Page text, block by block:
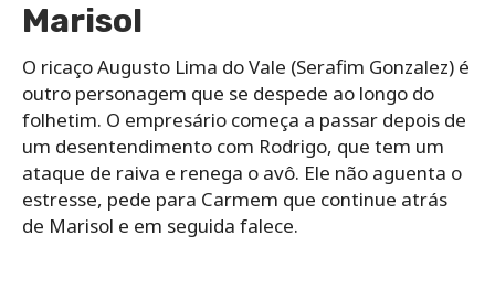
Marisol
O ricaço Augusto Lima do Vale (Serafim Gonzalez) é
outro personagem que se despede ao longo do
folhetim. O empresário começa a passar depois de
um desentendimento com Rodrigo, que tem um
ataque de raiva e renega o avô. Ele não aguenta o
estresse, pede para Carmem que continue atrás
de Marisol e em seguida falece.